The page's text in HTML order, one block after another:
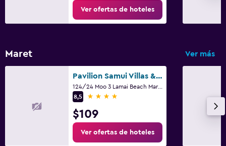
Ver ofertas de hoteles
Maret Ver más
Pavilion Samui Villas & Resort
124/24 Moo 3 Lamai Beach Maret, Ko Samui
8,5
4 estrellas
$109
Ver ofertas de hoteles